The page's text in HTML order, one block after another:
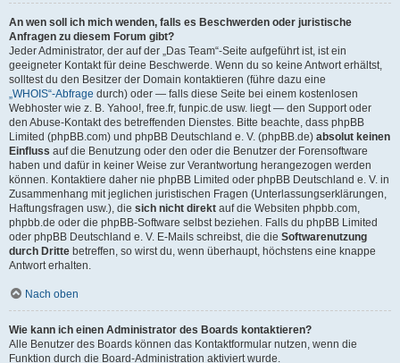
An wen soll ich mich wenden, falls es Beschwerden oder juristische
Anfragen zu diesem Forum gibt?
Jeder Administrator, der auf der „Das Team“-Seite aufgeführt ist, ist ein
geeigneter Kontakt für deine Beschwerde. Wenn du so keine Antwort erhältst,
solltest du den Besitzer der Domain kontaktieren (führe dazu eine
„WHOIS“-Abfrage durch) oder — falls diese Seite bei einem kostenlosen
Webhoster wie z. B. Yahoo!, free.fr, funpic.de usw. liegt — den Support oder
den Abuse-Kontakt des betreffenden Dienstes. Bitte beachte, dass phpBB
Limited (phpBB.com) und phpBB Deutschland e. V. (phpBB.de) absolut keinen
Einfluss auf die Benutzung oder den oder die Benutzer der Forensoftware
haben und dafür in keiner Weise zur Verantwortung herangezogen werden
können. Kontaktiere daher nie phpBB Limited oder phpBB Deutschland e. V. in
Zusammenhang mit jeglichen juristischen Fragen (Unterlassungserklärungen,
Haftungsfragen usw.), die sich nicht direkt auf die Websiten phpbb.com,
phpbb.de oder die phpBB-Software selbst beziehen. Falls du phpBB Limited
oder phpBB Deutschland e. V. E-Mails schreibst, die die Softwarenutzung
durch Dritte betreffen, so wirst du, wenn überhaupt, höchstens eine knappe
Antwort erhalten.
Nach oben
Wie kann ich einen Administrator des Boards kontaktieren?
Alle Benutzer des Boards können das Kontaktformular nutzen, wenn die
Funktion durch die Board-Administration aktiviert wurde.